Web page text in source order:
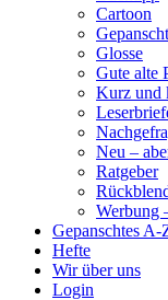
Cartoon
Glosse
Gute alte
Kurz und
Neu –
Ratgeber
Werbung
Gepanschtes A-
Hefte
Wir über uns
Login